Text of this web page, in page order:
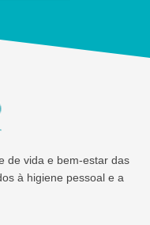
de vida e bem-estar das
à higiene pessoal e a